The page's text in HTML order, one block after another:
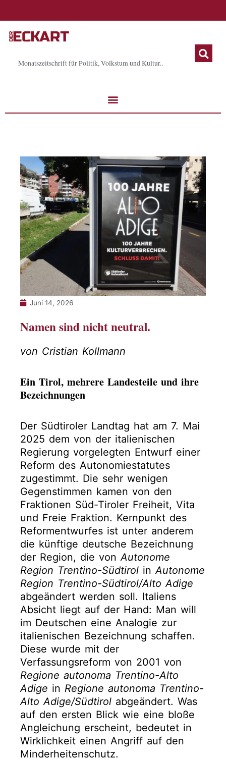
Monatszeitschrift für Politik, Volkstum und Kultur..
Juni 14, 2026
Namen sind nicht neutral.
von Cristian Kollmann
Ein Tirol, mehrere Landesteile und ihre
Bezeichnungen
Der Südtiroler Landtag hat am 7. Mai
2025 dem von der italienischen
Regierung vorgelegten Entwurf einer
Reform des Autonomiestatutes
zugestimmt. Die sehr wenigen
Gegenstimmen kamen von den
Fraktionen Süd-Tiroler Freiheit, Vita
und Freie Fraktion. Kernpunkt des
Reformentwurfes ist unter anderem
die künftige deutsche Bezeichnung
der Region, die vonAutonome
Region Trentino-Südtirol inAutonome
Region Trentino-Südtirol/Alto Adige
abgeändert werden soll. Italiens
Absicht liegt auf der Hand: Man will
im Deutschen eine Analogie zur
italienischen Bezeichnung schaffen.
Diese wurde mit der
Verfassungsreform von 2001 von
Regione autonoma Trentino-Alto
Adige in Regione autonoma Trentino-
Alto Adige/Südtirol abgeändert. Was
auf den ersten Blick wie eine bloße
Angleichung erscheint, bedeutet in
Wirklichkeit einen Angriff auf den
Minderheitenschutz.